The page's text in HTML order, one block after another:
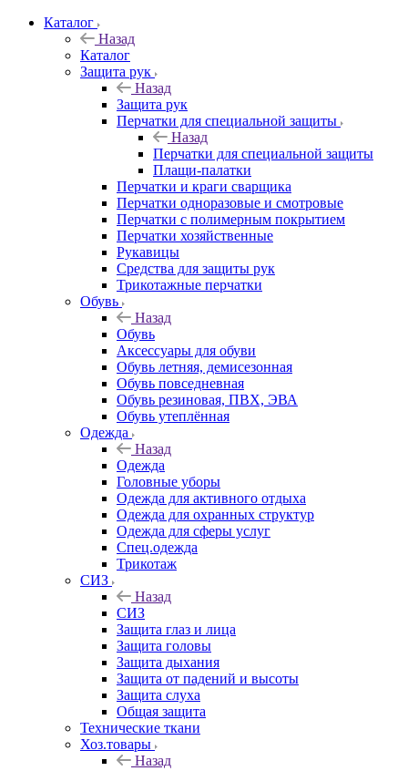
Каталог
Назад
Каталог
Защита рук
Назад
Защита рук
Перчатки для специальной защиты
Назад
Перчатки для специальной защиты
Плащи-палатки
Перчатки и краги сварщика
Перчатки одноразовые и смотровые
Перчатки с полимерным покрытием
Перчатки хозяйственные
Рукавицы
Средства для защиты рук
Трикотажные перчатки
Обувь
Назад
Обувь
Аксессуары для обуви
Обувь летняя, демисезонная
Обувь повседневная
Обувь резиновая, ПВХ, ЭВА
Обувь утеплённая
Одежда
Назад
Одежда
Головные уборы
Одежда для активного отдыха
Одежда для охранных структур
Одежда для сферы услуг
Спец.одежда
Трикотаж
СИЗ
Назад
СИЗ
Защита глаз и лица
Защита головы
Защита дыхания
Защита от падений и высоты
Защита слуха
Общая защита
Технические ткани
Хоз.товары
Назад